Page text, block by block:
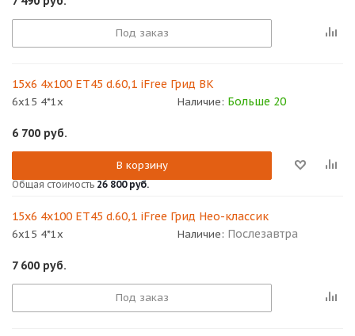
Под заказ
15x6 4x100 ET45 d.60,1 iFree Грид BK
6x15 4*1x Наличие: Больше 20
6 700 руб.
В корзину
Общая стоимость 26 800 руб.
15x6 4x100 ET45 d.60,1 iFree Грид Нео-классик
6x15 4*1x Наличие: Послезавтра
7 600 руб.
Под заказ